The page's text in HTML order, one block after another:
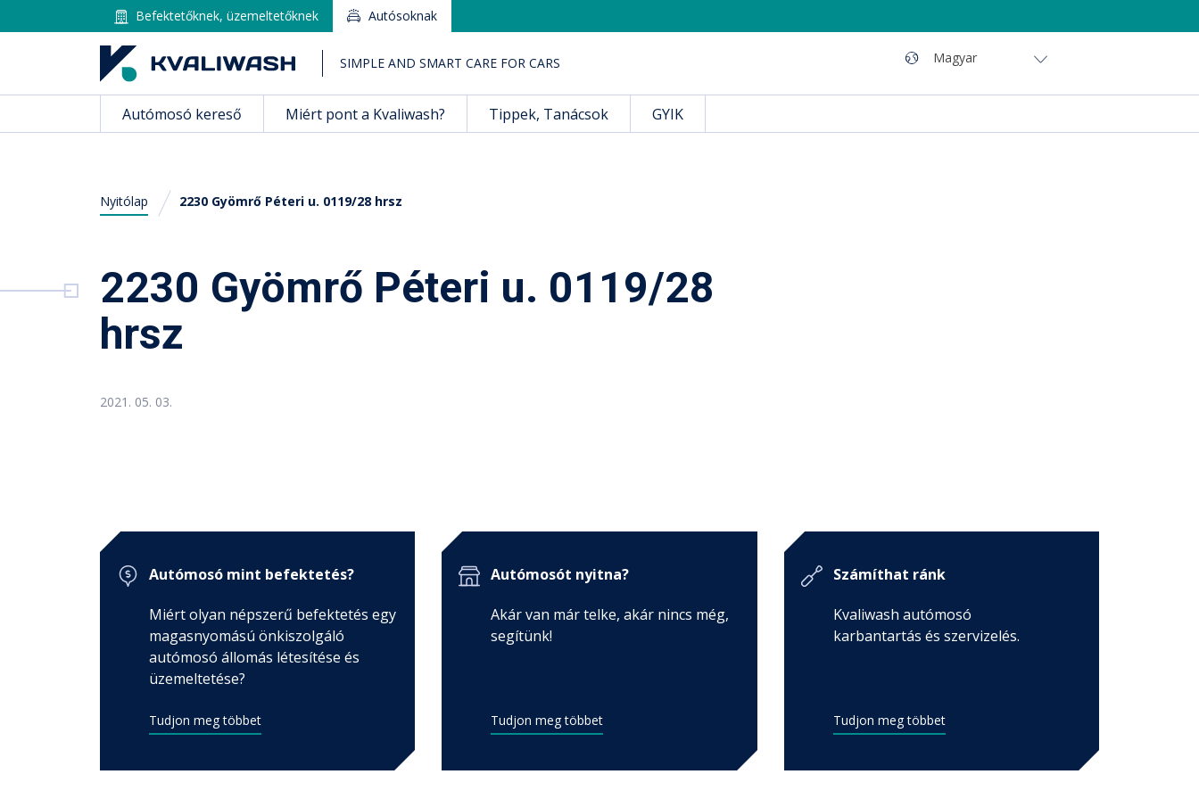
Navigáció
Autómosó kereső
Miért pont a Kvaliwash?
mosó nyitása, szerviz, termékek, segítség ...
Nyelv
Befektetőknek, üzemeltetőknek Autósoknak
SIMPLE AND SMART CARE FOR CARS Magyar
Autómosó kereső Miért pont a Kvaliwash? Tippek, Tanácsok GYIK
Nyitólap 2230 Gyömrő Péteri u. 0119/28 hrsz
2230 Gyömrő Péteri u. 0119/28
hrsz
2021. 05. 03.
Autómosó mint befektetés?
Miért olyan népszerű befektetés egy
magasnyomású önkiszolgáló
autómosó állomás létesítése és
üzemeltetése?
Tudjon meg többet
Autómosót nyitna?
Akár van már telke, akár nincs még,
segítünk!
Tudjon meg többet
Számíthat ránk
Kvaliwash autómosó
karbantartás és szervizelés.
Tudjon meg többet